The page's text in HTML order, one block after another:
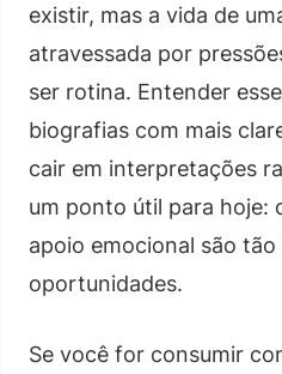
existir, mas a vida de
atravessada por
ser rotina. Entender
biografias com mais
cair em interpretações
um ponto útil para hoje:
apoio emocional são
oportunidades.
Se você for consumir